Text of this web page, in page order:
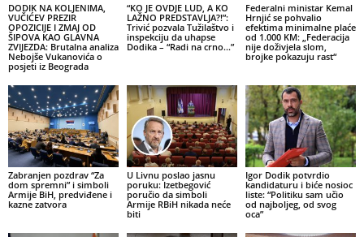
DODIK NA KOLJENIMA,
VUČIĆEV PREZIR
OPOZICIJE I ZMAJ OD
ŠIPOVA KAO GLAVNA
ZVIJEZDA: Brutalna analiza
Nebojše Vukanovića o
posjeti iz Beograda
“KO JE OVDJE LUD, A KO
LAŽNO PREDSTAVLJA?!”:
Trivić pozvala Tužilaštvo i
inspekciju da uhapse
Dodika – “Radi na crno…”
Federalni ministar Kemal
Hrnjić se pohvalio
efektima minimalne plaće
od 1.000 KM: „Federacija
nije doživjela slom,
brojke pokazuju rast“
Zabranjen pozdrav “Za
dom spremni” i simboli
Armije BiH, predviđene i
kazne zatvora
U Livnu poslao jasnu
poruku: Izetbegović
poručio da simboli
Armije RBiH nikada neće
biti
Igor Dodik potvrdio
kandidaturu i biće nosioc
liste: “Politiku sam učio
od najboljeg, od svog
oca”